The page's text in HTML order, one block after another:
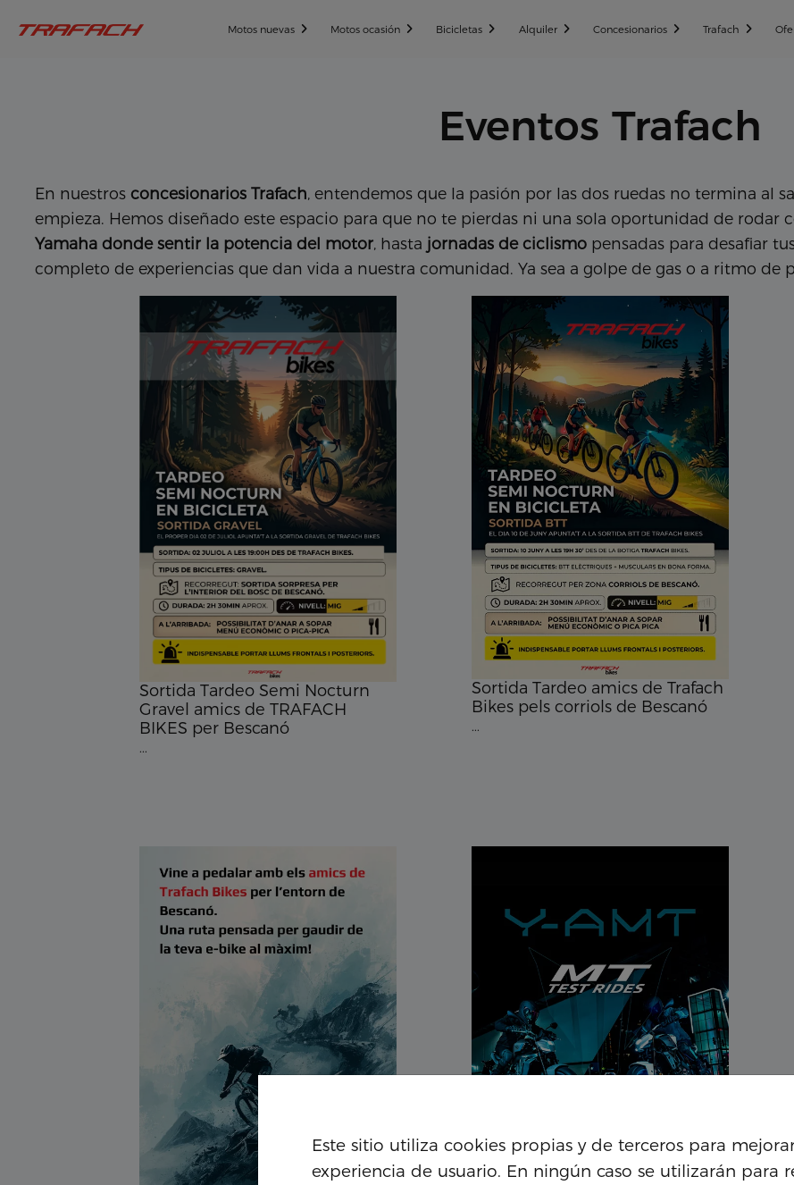
Motos nuevas Motos ocasión Bicicletas Alquiler Concesionarios Trafach
Eventos Trafach
En nuestros concesionarios Trafach, entendemos que la pasión por las dos ruedas no termina al
empieza. Hemos diseñado este espacio para que no te pierdas ni una sola oportunidad de rodar
Yamaha donde sentir la potencia del motor, hasta jornadas de ciclismo pensadas para desafiar
completo de experiencias que dan vida a nuestra comunidad. Ya sea a golpe de gas o a ritmo de
Sortida Tardeo Semi Nocturn
Gravel amics de TRAFACH
BIKES per Bescanó
...
Sortida Tardeo amics de Trafach
Bikes pels corriols de Bescanó
...
Este sitio utiliza cookies propias y de terceros para
experiencia de usuario. En ningún caso se utilizarán para